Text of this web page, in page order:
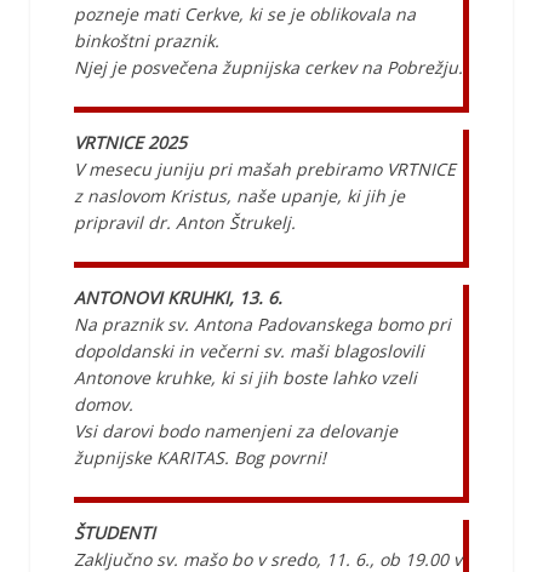
pozneje mati Cerkve, ki se je oblikovala na
binkoštni praznik.
Njej je posvečena župnijska cerkev na Pobrežju.
VRTNICE 2025
V mesecu juniju pri mašah prebiramo VRTNICE
z naslovom Kristus, naše upanje, ki jih je
pripravil dr. Anton Štrukelj.
ANTONOVI KRUHKI, 13. 6.
Na praznik sv. Antona Padovanskega bomo pri
dopoldanski in večerni sv. maši blagoslovili
Antonove kruhke, ki si jih boste lahko vzeli
domov.
Vsi darovi bodo namenjeni za delovanje
župnijske KARITAS. Bog povrni!
ŠTUDENTI
Zaključno sv. mašo bo v sredo, 11. 6., ob 19.00 v